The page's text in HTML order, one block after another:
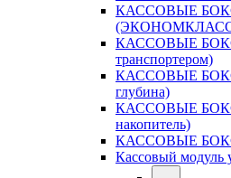
КАССОВЫЕ
КАССОВЫЕ
транспортером)
КАССОВЫЕ
глубина)
КАССОВЫЕ
накопитель)
КАССОВЫЕ
Кассовый модуль